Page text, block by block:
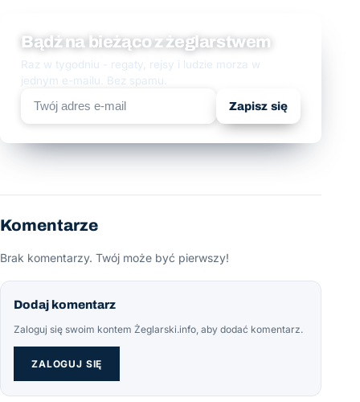
Bądź na bieżąco z żeglarstwem
Raz w tygodniu - regaty, rejsy i ludzie morza w
jednym e-mailu. Bez spamu.
Zapisz się
Komentarze
Brak komentarzy. Twój może być pierwszy!
Dodaj komentarz
Zaloguj się swoim kontem Żeglarski.info, aby dodać komentarz.
ZALOGUJ SIĘ